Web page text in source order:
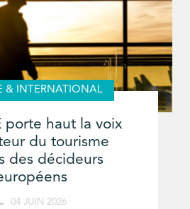
& INTERNATIONAL
porte haut la voix
du tourisme
des décideurs
04 JUIN 2026